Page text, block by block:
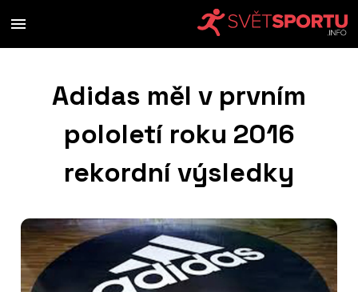
Adidas měl v prvním
pololetí roku 2016
rekordní výsledky